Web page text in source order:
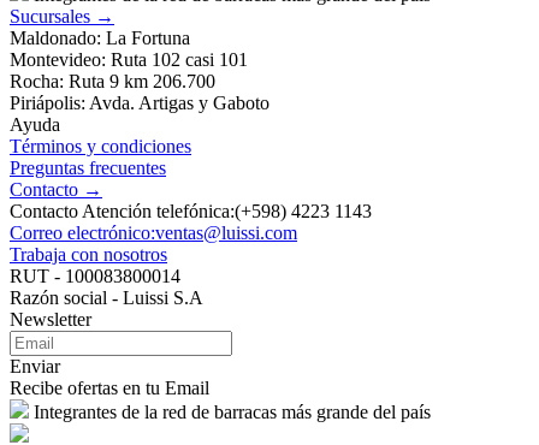
Sucursales →
Maldonado: La Fortuna
Montevideo: Ruta 102 casi 101
Rocha: Ruta 9 km 206.700
Piriápolis: Avda. Artigas y Gaboto
Ayuda
Términos y condiciones
Preguntas frecuentes
Contacto →
Contacto Atención telefónica:(+598) 4223 1143
Correo electrónico:ventas@luissi.com
Trabaja con nosotros
RUT - 100083800014
Razón social - Luissi S.A
Newsletter
Enviar
Recibe ofertas en tu Email
Integrantes de la red de barracas más grande del país